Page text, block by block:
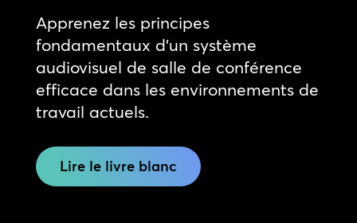
Apprenez les principes
fondamentaux d’un système
audiovisuel de salle de conférence
efficace dans les environnements de
travail actuels.
Lire le livre blanc